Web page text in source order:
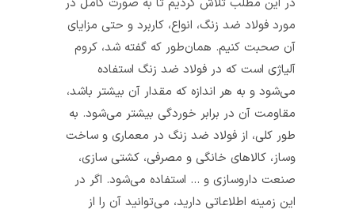
در این مطلب تلاش کردیم تا به صورت کامل در
مورد فولاد ضد زنگ، انواع، کاربرد و حتی مزایای
آن صحبت کنیم. همان‌طور که گفته شد، کروم
آلیاژی است که در فولاد ضد زنگ استفاده
می‌شود و به هر اندازه که مقدار آن بیشتر باشد،
مقاومت آن در برابر خوردگی بیشتر می‌شود. به
طور کلی، از فولاد ضد زنگ در معماری و ساخت
وساز، کالاهای خانگی و مصرفی، کشتی سازی،
صنعت داروسازی و … استفاده می‌شود. اگر در
این زمینه اطلاعاتی دارید، می‌توانید آن را از